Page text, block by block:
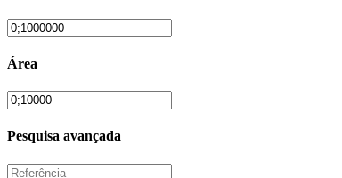
Área
Pesquisa avançada